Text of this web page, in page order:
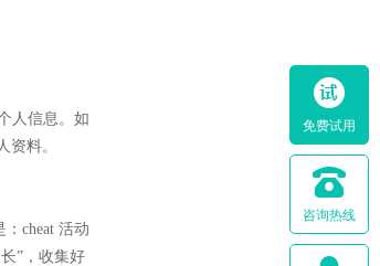
免费试用
咨询热线
人信息。如
料。
cheat 活动
”，收集好